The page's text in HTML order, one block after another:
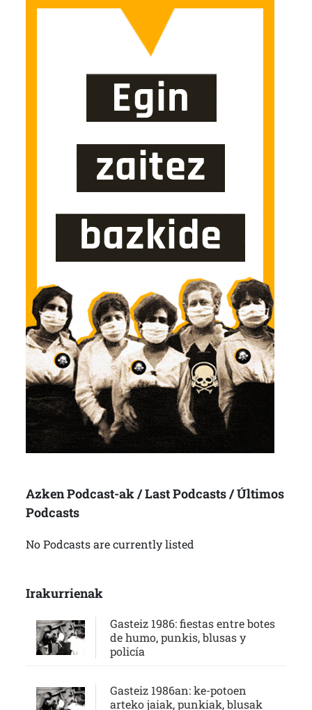
Azken Podcast-ak / Last Podcasts / Últimos
Podcasts
No Podcasts are currently listed
Irakurrienak
Gasteiz 1986: fiestas entre botes
de humo, punkis, blusas y
policía
Gasteiz 1986an: ke-potoen
arteko jaiak, punkiak, blusak